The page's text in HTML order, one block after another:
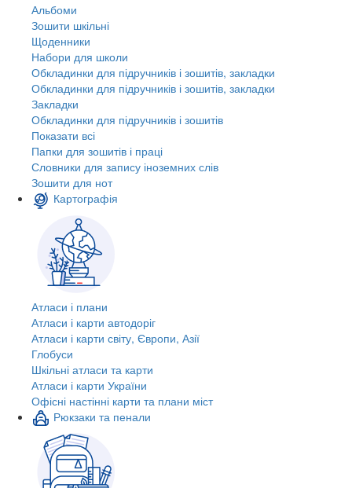
Альбоми
Зошити шкільні
Щоденники
Набори для школи
Обкладинки для підручників і зошитів, закладки
Обкладинки для підручників і зошитів, закладки
Закладки
Обкладинки для підручників і зошитів
Показати всі
Папки для зошитів і праці
Словники для запису іноземних слів
Зошити для нот
Картографія
Атласи і плани
Атласи і карти автодоріг
Атласи і карти світу, Європи, Азії
Глобуси
Шкільні атласи та карти
Атласи і карти України
Офісні настінні карти та плани міст
Рюкзаки та пенали